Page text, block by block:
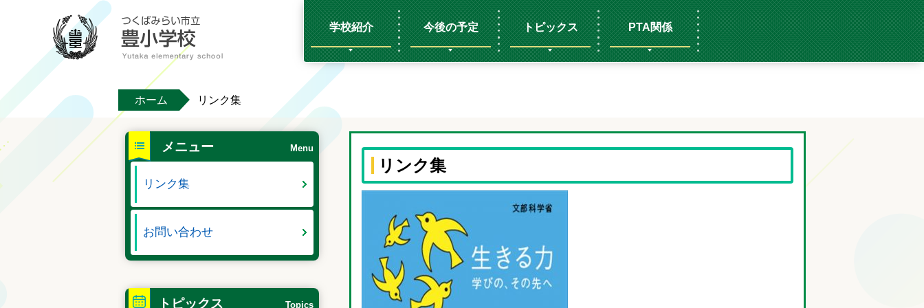
学校紹介 今後の予定 トピックス PTA関係
ホーム リンク集
リンク集
メニュー Menu
リンク集
お問い合わせ
トピックス Topics